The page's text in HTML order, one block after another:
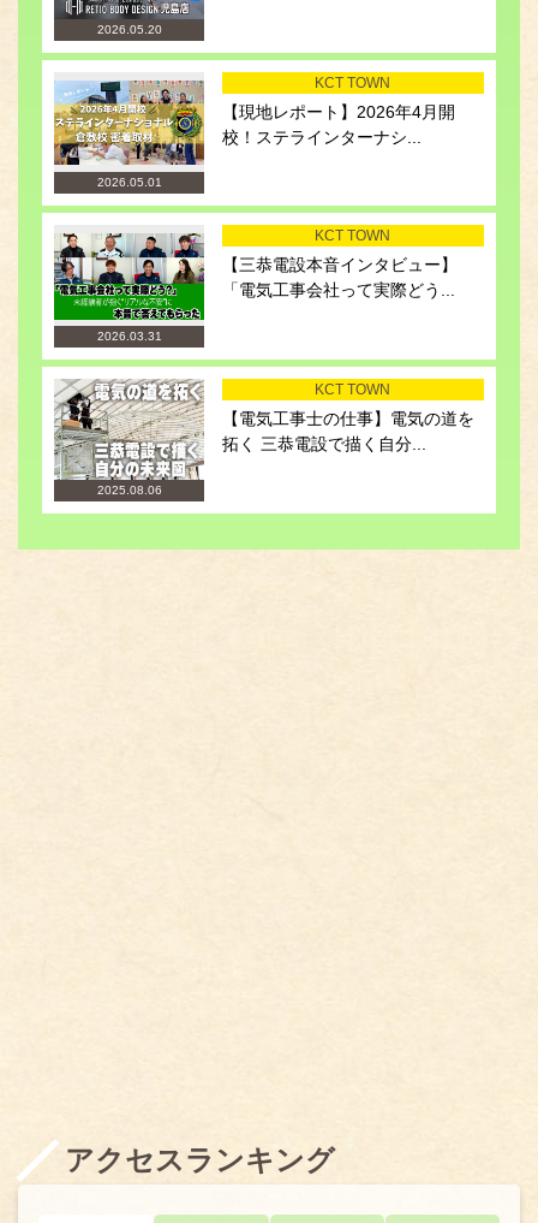
2026.05.20
2026.05.01
KCT TOWN
【現地レポート】2026年4月開
校！ステラインターナシ...
2026.03.31
KCT TOWN
【三恭電設本音インタビュー】
「電気工事会社って実際どう...
2025.08.06
KCT TOWN
【電気工事士の仕事】電気の道を
拓く 三恭電設で描く自分...
アクセスランキング